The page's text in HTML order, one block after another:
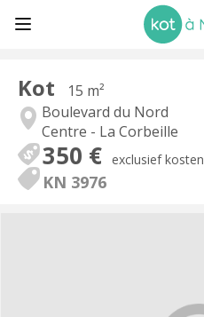
Kot
15 m²
Boulevard du Nord
Centre - La Corbeille
350 € exclusief kosten
KN 3976